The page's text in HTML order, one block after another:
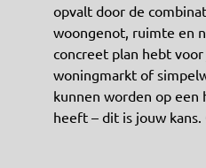
opvalt door de
woongenot, ruimte en
concreet plan hebt
woningmarkt of
kunnen worden op een
heeft – dit is jouw kans.